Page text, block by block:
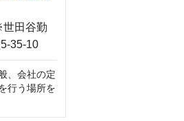
、会社の定
行う場所を